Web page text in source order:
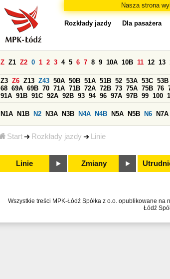
Nasza strona
Start Rozkłady jazdy Linie
Rozkłady jazdy Dla pasażera
Z Z1 Z2 0 1 2 3 4 5 6 7 8 9 10A 10B 11 12 13
Z3 Z6 Z13 Z43 50A 50B 51A 51B 52 53A 53C 53B
68 69A 69B 70 71A 71B 72A 72B 73 75A 75B 76
91A 91B 91C 92A 92B 93 94 96 97A 97B 99 100
N1A N1B N2 N3A N3B N4A N4B N5A N5B N6 N7A
Linie Zmiany
Wszystkie treści MPK-Łódź Spółka z o.o. opublikowane
Łódź